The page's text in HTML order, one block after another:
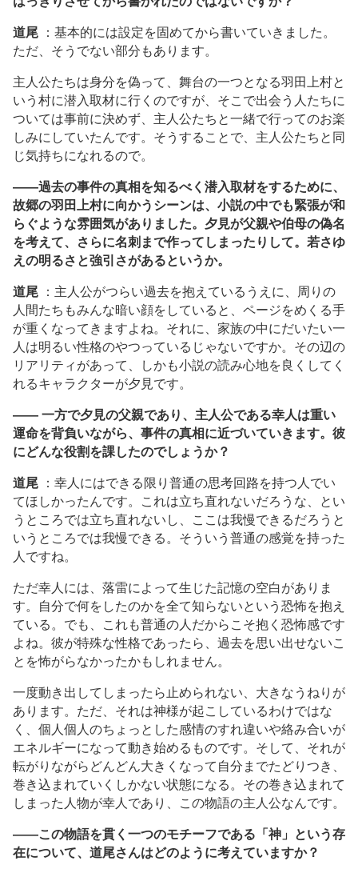
道尾 ：基本的には設定を固めてから書いていきました。
ただ、そうでない部分もあります。
主人公たちは身分を偽って、舞台の一つとなる羽田上村と
いう村に潜入取材に行くのですが、そこで出会う人たちに
ついては事前に決めず、主人公たちと一緒で行ってのお楽
しみにしていたんです。そうすることで、主人公たちと同
じ気持ちになれるので。
――過去の事件の真相を知るべく潜入取材をするために、
故郷の羽田上村に向かうシーンは、小説の中でも緊張が和
らぐような雰囲気がありました。夕見が父親や伯母の偽名
を考えて、さらに名刺まで作ってしまったりして。若さゆ
えの明るさと強引さがあるというか。
道尾 ：主人公がつらい過去を抱えているうえに、周りの
人間たちもみんな暗い顔をしていると、ページをめくる手
が重くなってきますよね。それに、家族の中にだいたい一
人は明るい性格のやつっているじゃないですか。その辺の
リアリティがあって、しかも小説の読み心地を良くしてく
れるキャラクターが夕見です。
―― 一方で夕見の父親であり、主人公である幸人は重い
運命を背負いながら、事件の真相に近づいていきます。彼
にどんな役割を課したのでしょうか？
道尾 ：幸人にはできる限り普通の思考回路を持つ人でい
てほしかったんです。これは立ち直れないだろうな、とい
うところでは立ち直れないし、ここは我慢できるだろうと
いうところでは我慢できる。そういう普通の感覚を持った
人ですね。
ただ幸人には、落雷によって生じた記憶の空白がありま
す。自分で何をしたのかを全て知らないという恐怖を抱え
ている。でも、これも普通の人だからこそ抱く恐怖感です
よね。彼が特殊な性格であったら、過去を思い出せないこ
とを怖がらなかったかもしれません。
一度動き出してしまったら止められない、大きなうねりが
あります。ただ、それは神様が起こしているわけではな
く、個人個人のちょっとした感情のすれ違いや絡み合いが
エネルギーになって動き始めるものです。そして、それが
転がりながらどんどん大きくなって自分までたどりつき、
巻き込まれていくしかない状態になる。その巻き込まれて
しまった人物が幸人であり、この物語の主人公なんです。
――この物語を貫く一つのモチーフである「神」という存
在について、道尾さんはどのように考えていますか？